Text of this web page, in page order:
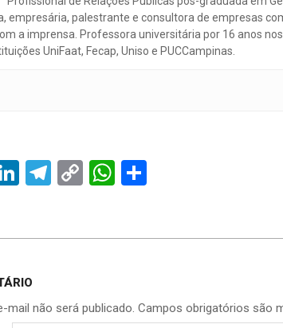
empresária, palestrante e consultora de empresas
a imprensa. Professora universitária por 16 anos
UniFaat, Fecap, Uniso e PUCCampinas.
LinkedIn
Telegram
CopyWhatsApp
mail não será publicado. Campos obrigatórios são